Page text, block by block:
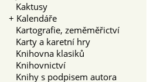
Kaktusy
+ Kalendáře
Kartografie, zeměměřictví
Karty a karetní hry
Knihovna klasiků
Knihovnictví
Knihy s podpisem autora